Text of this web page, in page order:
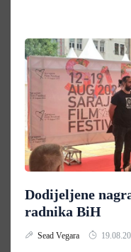
Dodijeljene
radnika BiH
Sead Vegara